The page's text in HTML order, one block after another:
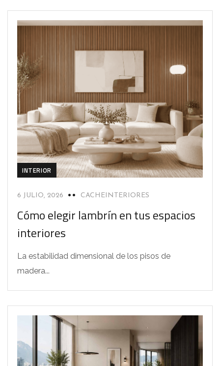
INTERIOR
6 JULIO, 2026 CACHEINTERIORES
Cómo elegir lambrín en tus espacios
interiores
La estabilidad dimensional de los pisos de
madera...